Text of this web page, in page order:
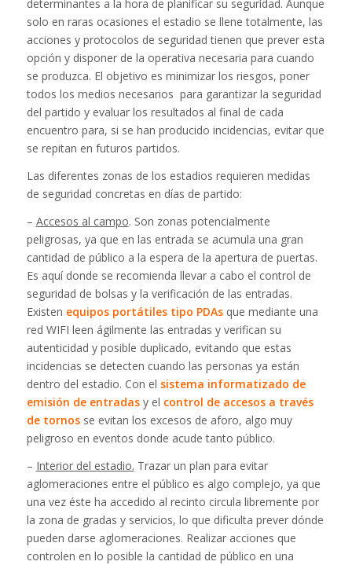
determinantes a la hora de planificar su seguridad. Aunque
solo en raras ocasiones el estadio se llene totalmente, las
acciones y protocolos de seguridad tienen que prever esta
opción y disponer de la operativa necesaria para cuando
se produzca. El objetivo es minimizar los riesgos, poner
todos los medios necesarios para garantizar la seguridad
del partido y evaluar los resultados al final de cada
encuentro para, si se han producido incidencias, evitar que
se repitan en futuros partidos.
Las diferentes zonas de los estadios requieren medidas
de seguridad concretas en días de partido:
– Accesos al campo. Son zonas potencialmente
peligrosas, ya que en las entrada se acumula una gran
cantidad de público a la espera de la apertura de puertas.
Es aquí donde se recomienda llevar a cabo el control de
seguridad de bolsas y la verificación de las entradas.
Existen equipos portátiles tipo PDAsque mediante una
red WIFI leen ágilmente las entradas y verifican su
autenticidad y posible duplicado, evitando que estas
incidencias se detecten cuando las personas ya están
dentro del estadio. Con el sistema informatizado de
emisión de entradas y el control de accesos a través
de tornosse evitan los excesos de aforo, algo muy
peligroso en eventos donde acude tanto público.
– Interior del estadio. Trazar un plan para evitar
aglomeraciones entre el público es algo complejo, ya que
una vez éste ha accedido al recinto circula libremente por
la zona de gradas y servicios, lo que dificulta prever dónde
pueden darse aglomeraciones. Realizar acciones que
controlen en lo posible la cantidad de público en una